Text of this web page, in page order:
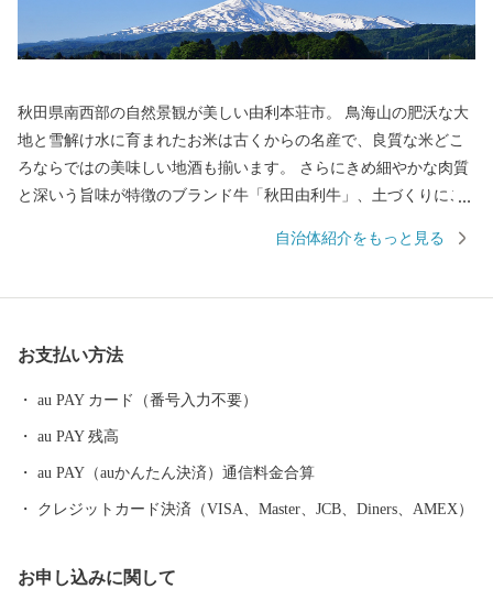
秋田県南西部の自然景観が美しい由利本荘市。 鳥海山の肥沃な大
地と雪解け水に育まれたお米は古くからの名産で、良質な米どこ
ろならではの美味しい地酒も揃います。 さらにきめ細やかな肉質
と深いう旨味が特徴のブランド牛「秋田由利牛」、土づくりにこ
す。 由利本荘市の魅力を、食を通じてぜひお楽しみください。
自治体紹介をもっと見る
お支払い方法
au PAY カード（番号入力不要）
au PAY 残高
au PAY（auかんたん決済）通信料金合算
クレジットカード決済（VISA、Master、JCB、Diners、AMEX）
お申し込みに関して